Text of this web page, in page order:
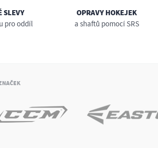
SLEVY
pro oddíl
OPRAVY HOKEJEK
a shaftů pomocí SRS